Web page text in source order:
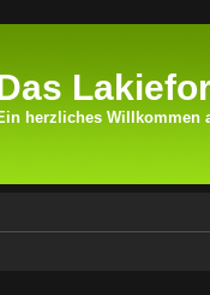
herzliches Willkommen